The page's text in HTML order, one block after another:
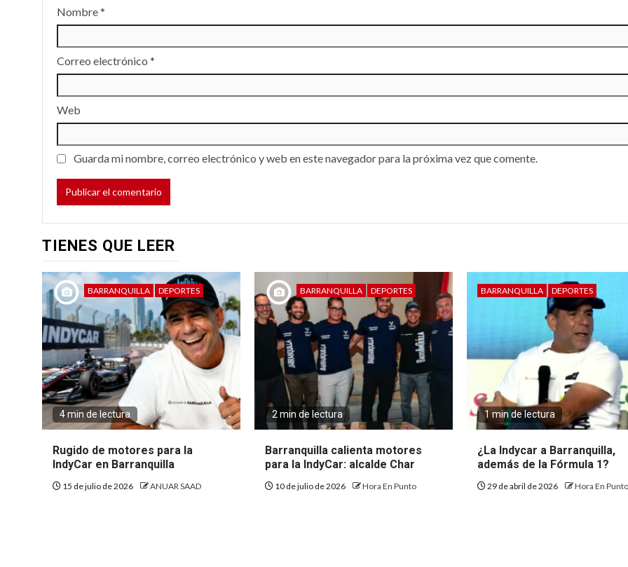
Nombre*
Correo electrónico *
Web
Guarda mi nombre, correo electrónico y web en este navegador para la próxima vez que comente.
TIENES QUE LEER
BARRANQUILLA DEPORTES
4 min de lectura
Rugido de motores para la
IndyCar en Barranquilla
15 de julio de 2026 ANUAR SAAD
BARRANQUILLA DEPORTES
2 min de lectura
Barranquilla calienta motores
para la IndyCar: alcalde Char
10 de julio de 2026 Hora En Punto
BARRANQUILLA DEPORTES
1 min de lectura
¿La Indycar a Barranquilla,
además de la Fórmula 1?
29 de abril de 2026 Hora En Punto